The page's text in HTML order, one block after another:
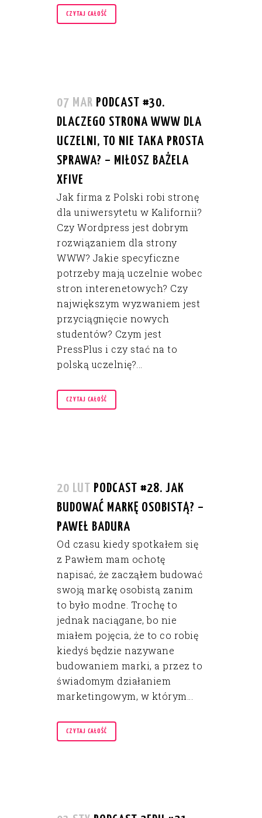
CZYTAJ CAŁOŚĆ
07 MAR PODCAST #30.
DLACZEGO STRONA WWW DLA
UCZELNI, TO NIE TAKA PROSTA
SPRAWA? – MIŁOSZ BAŻELA
XFIVE
Jak firma z Polski robi stronę
dla uniwersytetu w Kalifornii?
Czy Wordpress jest dobrym
rozwiązaniem dla strony
WWW? Jakie specyficzne
potrzeby mają uczelnie wobec
stron interenetowych? Czy
największym wyzwaniem jest
przyciągnięcie nowych
studentów? Czym jest
PressPlus i czy stać na to
polską uczelnię?...
CZYTAJ CAŁOŚĆ
20 LUT PODCAST #28. JAK
BUDOWAĆ MARKĘ OSOBISTĄ? –
PAWEŁ BADURA
Od czasu kiedy spotkałem się
z Pawłem mam ochotę
napisać, że zacząłem budować
swoją markę osobistą zanim
to było modne. Trochę to
jednak naciągane, bo nie
miałem pojęcia, że to co robię
kiedyś będzie nazywane
budowaniem marki, a przez to
świadomym działaniem
marketingowym, w którym...
CZYTAJ CAŁOŚĆ